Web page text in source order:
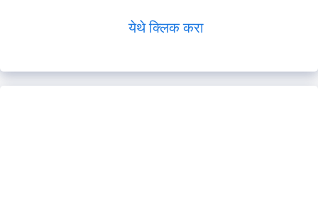
येथे क्लिक करा